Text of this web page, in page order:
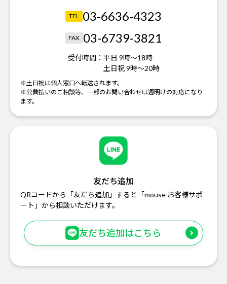
TEL 03-6636-4323
FAX 03-6739-3821
受付時間： 平日 9時～18時
土日祝 9時～20時
※土日祝は個人窓口へ転送されます。
※公費払いのご相談等、一部のお問い合わせは週明けの対応になり
ます。
友だち追加
QRコードから「友だち追加」すると「mouse お客様サポ
ート」から相談いただけます。
友だち追加はこちら